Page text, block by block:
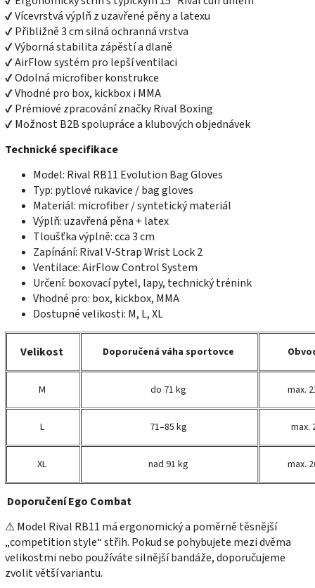
✔ Vícevrstvá výplň z uzavřené pěny a latexu
✔ Přibližně 3 cm silná ochranná vrstva
✔ Výborná stabilita zápěstí a dlaně
✔ AirFlow systém pro lepší ventilaci
✔ Odolná microfiber konstrukce
✔ Vhodné pro box, kickbox i MMA
✔ Prémiové zpracování značky Rival Boxing
✔ Možnost B2B spolupráce a klubových objednávek
Technické specifikace
Model: Rival RB11 Evolution Bag Gloves
Typ: pytlové rukavice / bag gloves
Materiál: microfiber / syntetický materiál
Výplň: uzavřená pěna + latex
Tloušťka výplně: cca 3 cm
Zapínání: Rival V-Strap Wrist Lock 2
Ventilace: AirFlow Control System
Určení: boxovací pytel, lapy, technický trénink
Vhodné pro: box, kickbox, MMA
Dostupné velikosti: M, L, XL
Velikost Doporučená váha sportovce
M do 71 kg max.
L 71–85 kg max.
XL nad 91 kg max.
Doporučení Ego Combat
⚠ Model Rival RB11 má ergonomický a poměrně těsnější
„competition style“ střih. Pokud se pohybujete mezi dvěma
velikostmi nebo používáte silnější bandáže, doporučujeme
zvolit větší variantu.